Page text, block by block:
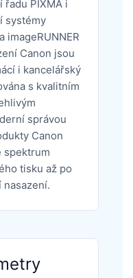
řadu PIXMA i
systémy
imageRUNNER
Canon jsou
i kancelářský
s kvalitním
správou
Canon
spektrum
tisku až po